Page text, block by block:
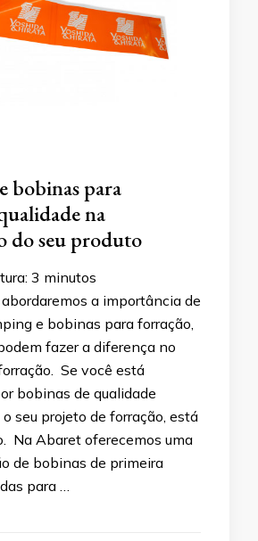
bobinas para
na
do seu produto
3 minutos
a importância de
e bobinas para forração,
fazer a diferença no
Se você está
bobinas de qualidade
seu projeto de forração, está
Na Abaret oferecemos uma
de bobinas de primeira
para …